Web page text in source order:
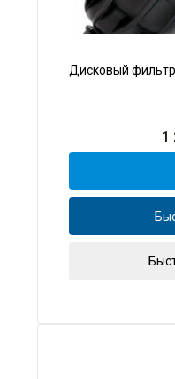
Дисковый фильтр
1